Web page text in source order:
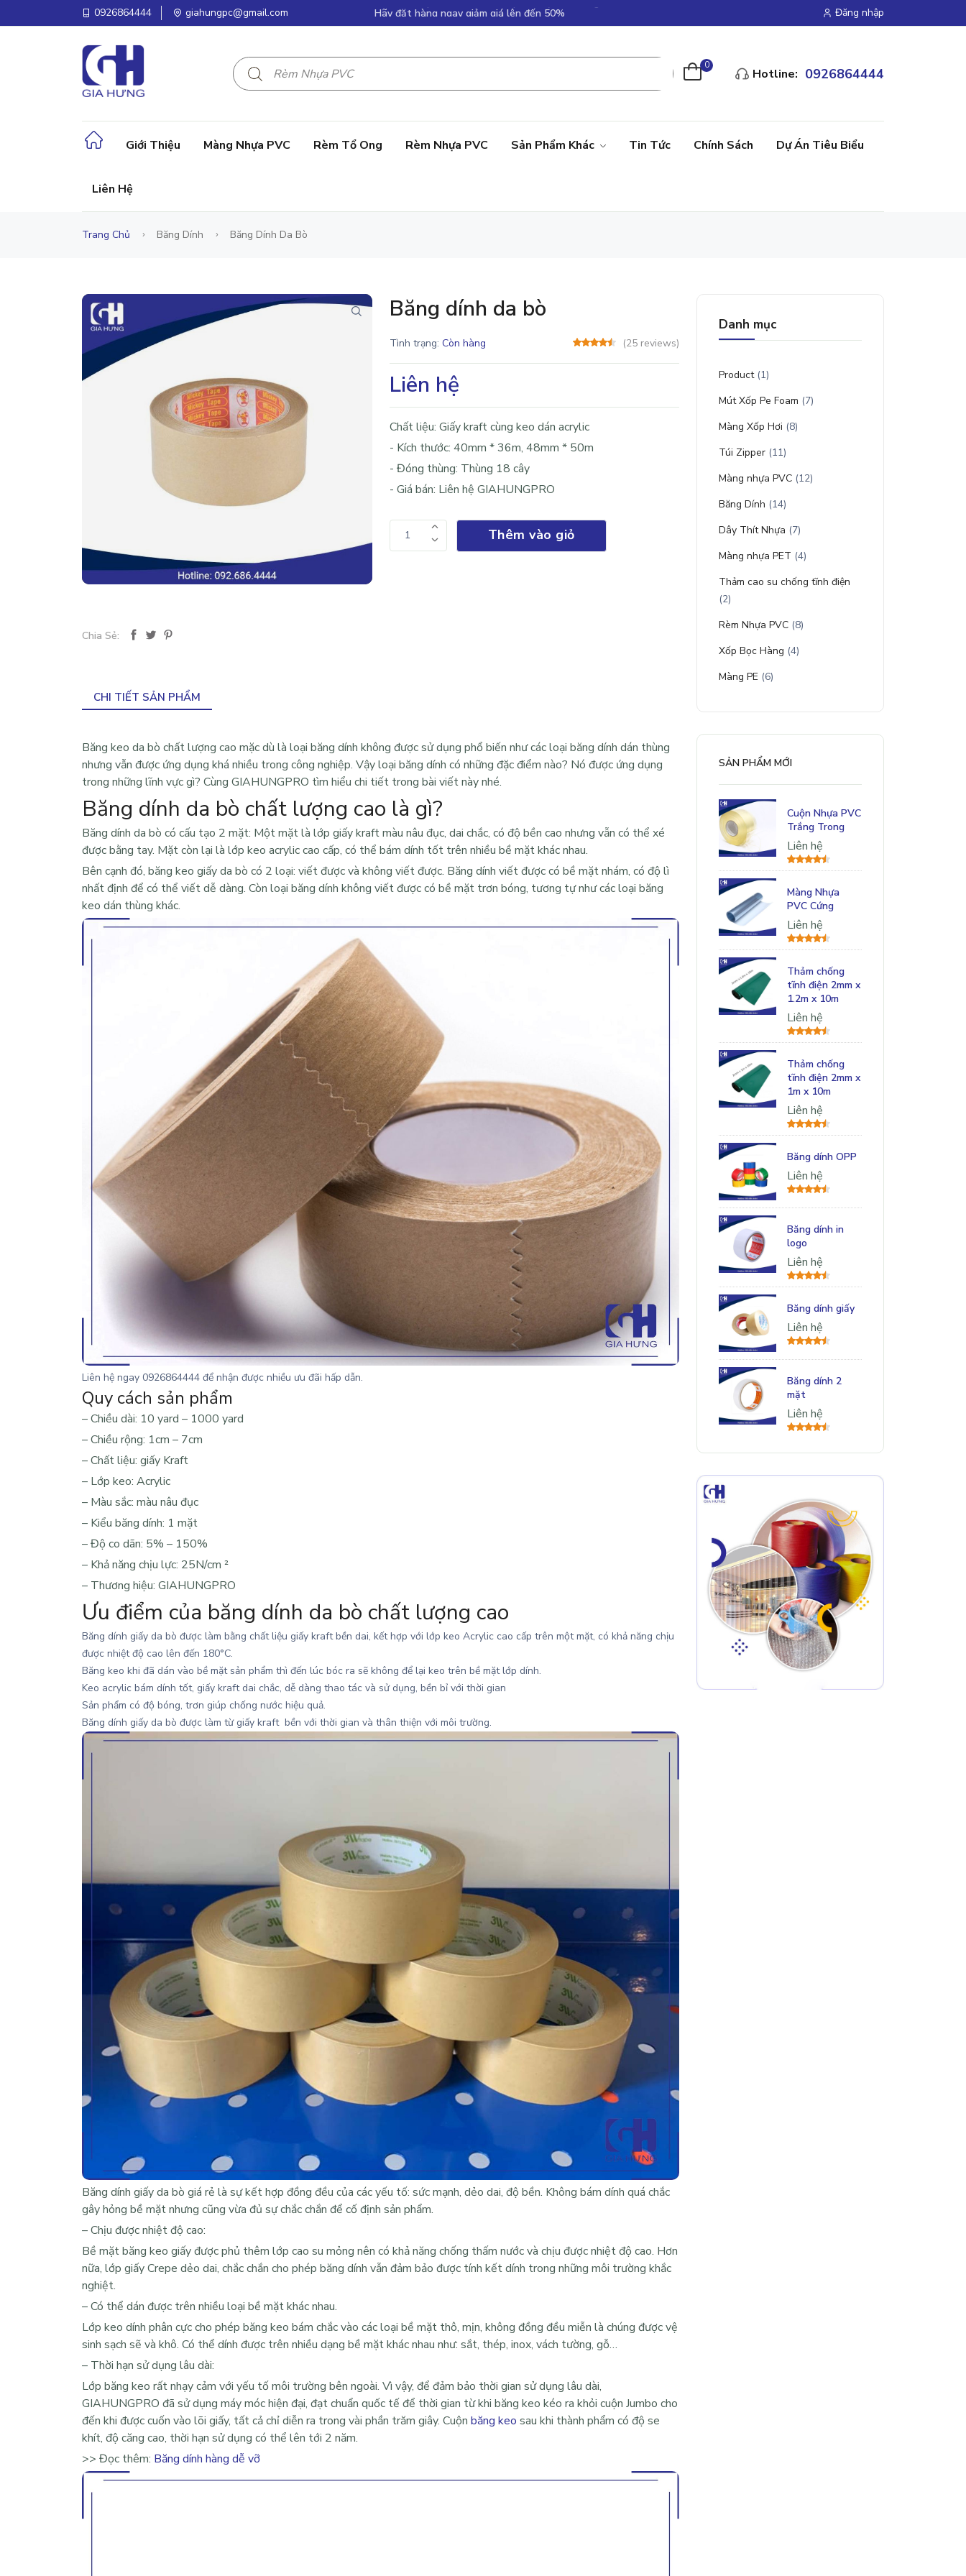
0926864444 giahungpc@gmail.com Hãy đặt hàng ngay giảm giá lên đến 50% Đăng nhập
0
Hotline: 0926864444
Giới Thiệu Màng Nhựa PVC Rèm Tổ Ong Rèm Nhựa PVC Sản Phẩm Khác Tin Tức Chính Sách Dự Án Tiêu Biểu
Liên Hệ
Trang Chủ Băng Dính Băng Dính Da Bò
Chia Sẻ:
Băng dính da bò
Tình trạng: Còn hàng (25 reviews)
Liên hệ
Chất liệu: Giấy kraft cùng keo dán acrylic
- Kích thước: 40mm * 36m, 48mm * 50m
- Đóng thùng: Thùng 18 cây
- Giá bán: Liên hệ GIAHUNGPRO
1 Thêm vào giỏ
CHI TIẾT SẢN PHẨM
Băng keo da bò chất lượng cao mặc dù là loại băng dính không được sử dụng phổ biến như các loại băng dính dán thùng
nhưng vẫn được ứng dụng khá nhiều trong công nghiệp. Vậy loại băng dính có những đặc điểm nào? Nó được ứng dụng
trong những lĩnh vực gì? Cùng GIAHUNGPRO tìm hiểu chi tiết trong bài viết này nhé.
Băng dính da bò chất lượng cao là gì?
Băng dính da bò có cấu tạo 2 mặt: Một mặt là lớp giấy kraft màu nâu đục, dai chắc, có độ bền cao nhưng vẫn có thể xé
được bằng tay. Mặt còn lại là lớp keo acrylic cao cấp, có thể bám dính tốt trên nhiều bề mặt khác nhau.
Bên cạnh đó, băng keo giấy da bò có 2 loại: viết được và không viết được. Băng dính viết được có bề mặt nhám, có độ lì
nhất định để có thể viết dễ dàng. Còn loại băng dính không viết được có bề mặt trơn bóng, tương tự như các loại băng
keo dán thùng khác.
Liên hệ ngay 0926864444 để nhận được nhiều ưu đãi hấp dẫn.
Quy cách sản phẩm
– Chiều dài: 10 yard – 1000 yard
– Chiều rộng: 1cm – 7cm
– Chất liệu: giấy Kraft
– Lớp keo: Acrylic
– Màu sắc: màu nâu đục
– Kiểu băng dính: 1 mặt
– Độ co dãn: 5% – 150%
– Khả năng chịu lực: 25N/cm ²
– Thương hiệu: GIAHUNGPRO
Ưu điểm của băng dính da bò chất lượng cao
Băng dính giấy da bò được làm bằng chất liệu giấy kraft bền dai, kết hợp với lớp keo Acrylic cao cấp trên một mặt, có khả năng chịu
được nhiệt độ cao lên đến 180°C.
Băng keo khi đã dán vào bề mặt sản phẩm thì đến lúc bóc ra sẽ không để lại keo trên bề mặt lớp dính.
Keo acrylic bám dính tốt, giấy kraft dai chắc, dễ dàng thao tác và sử dụng, bền bỉ với thời gian
Sản phẩm có độ bóng, trơn giúp chống nước hiệu quả.
Băng dính giấy da bò được làm từ giấy kraft bền với thời gian và thân thiện với môi trường.
Băng dính giấy da bò giá rẻ là sự kết hợp đồng đều của các yếu tố: sức mạnh, dẻo dai, độ bền. Không bám dính quá chắc
gây hỏng bề mặt nhưng cũng vừa đủ sự chắc chắn để cố định sản phẩm.
– Chịu được nhiệt độ cao:
Bề mặt băng keo giấy được phủ thêm lớp cao su mỏng nên có khả năng chống thấm nước và chịu được nhiệt độ cao. Hơn
nữa, lớp giấy Crepe dẻo dai, chắc chắn cho phép băng dính vẫn đảm bảo được tính kết dính trong những môi trường khắc
nghiệt.
– Có thể dán được trên nhiều loại bề mặt khác nhau.
Lớp keo dính phân cực cho phép băng keo bám chắc vào các loại bề mặt thô, mịn, không đồng đều miễn là chúng được vệ
sinh sạch sẽ và khô. Có thể dính được trên nhiều dạng bề mặt khác nhau như: sắt, thép, inox, vách tường, gỗ…
– Thời hạn sử dụng lâu dài:
Lớp băng keo rất nhạy cảm với yếu tố môi trường bên ngoài. Vì vậy, để đảm bảo thời gian sử dụng lâu dài,
GIAHUNGPRO đã sử dụng máy móc hiện đại, đạt chuẩn quốc tế để thời gian từ khi băng keo kéo ra khỏi cuộn Jumbo cho
đến khi được cuốn vào lõi giấy, tất cả chỉ diễn ra trong vài phần trăm giây. Cuộn băng keo sau khi thành phẩm có độ se
khít, độ căng cao, thời hạn sử dụng có thể lên tới 2 năm.
>> Đọc thêm: Băng dính hàng dễ vỡ
Danh mục
Product(1)
Mút Xốp Pe Foam (7)
Màng Xốp Hơi (8)
Túi Zipper (11)
Màng nhựa PVC (12)
Băng Dính (14)
Dây Thít Nhựa (7)
Màng nhựa PET (4)
Thảm cao su chống tĩnh điện
(2)
Rèm Nhựa PVC (8)
Xốp Bọc Hàng (4)
Màng PE (6)
SẢN PHẨM MỚI
Cuộn Nhựa PVC
Trắng Trong
Liên hệ
Màng Nhựa
PVC Cứng
Liên hệ
Thảm chống
tĩnh điện 2mm x
1.2m x 10m
Liên hệ
Thảm chống
tĩnh điện 2mm x
1m x 10m
Liên hệ
Băng dính OPP
Liên hệ
Băng dính in
logo
Liên hệ
Băng dính giấy
Liên hệ
Băng dính 2
mặt
Liên hệ